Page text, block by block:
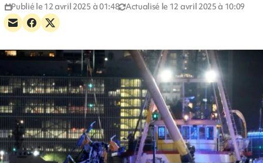
Publié le 12 avril 2025 à 01:48 Actualisé le 12 avril 2025 à 10:09